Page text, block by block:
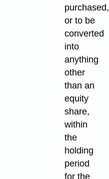
purchased,
or to be
converted
into
anything
other
than an
equity
share,
within
the
holding
period
for the